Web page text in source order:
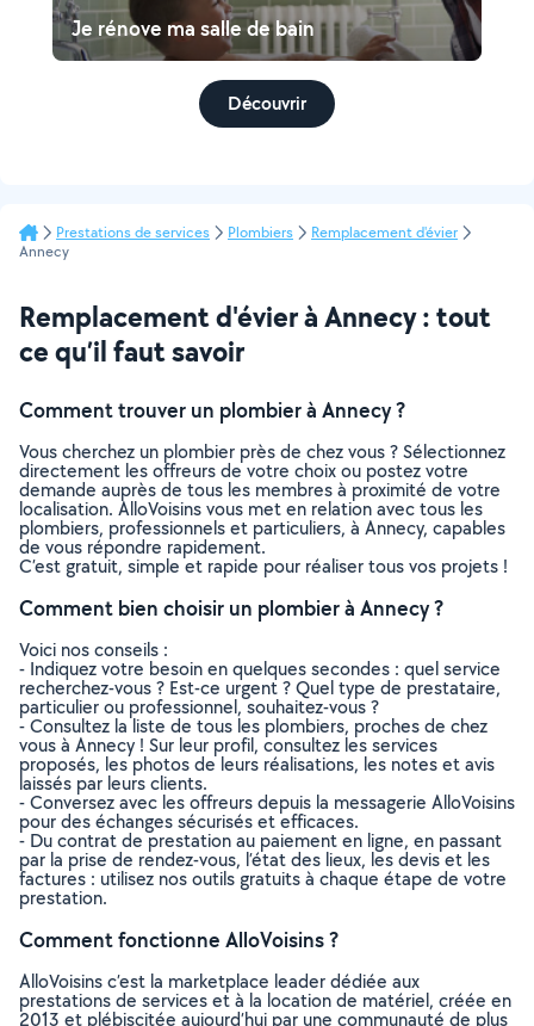
Je rénove ma salle de bain
Découvrir
Prestations de services Plombiers
Remplacement d'évier
Annecy
Remplacement d'évier à Annecy : tout
ce qu’il faut savoir
Comment trouver un plombier à Annecy ?
Vous cherchez un plombier près de chez vous ? Sélectionnez
directement les offreurs de votre choix ou postez votre
demande auprès de tous les membres à proximité de votre
localisation. AlloVoisins vous met en relation avec tous les
plombiers, professionnels et particuliers, à Annecy, capables
de vous répondre rapidement.
C’est gratuit, simple et rapide pour réaliser tous vos projets !
Comment bien choisir un plombier à Annecy ?
Voici nos conseils :
- Indiquez votre besoin en quelques secondes : quel service
recherchez-vous ? Est-ce urgent ? Quel type de prestataire,
particulier ou professionnel, souhaitez-vous ?
- Consultez la liste de tous les plombiers, proches de chez
vous à Annecy ! Sur leur profil, consultez les services
proposés, les photos de leurs réalisations, les notes et avis
laissés par leurs clients.
- Conversez avec les offreurs depuis la messagerie AlloVoisins
pour des échanges sécurisés et efficaces.
- Du contrat de prestation au paiement en ligne, en passant
par la prise de rendez-vous, l’état des lieux, les devis et les
factures : utilisez nos outils gratuits à chaque étape de votre
prestation.
Comment fonctionne AlloVoisins ?
AlloVoisins c’est la marketplace leader dédiée aux
prestations de services et à la location de matériel, créée en
2013 et plébiscitée aujourd’hui par une communauté de plus